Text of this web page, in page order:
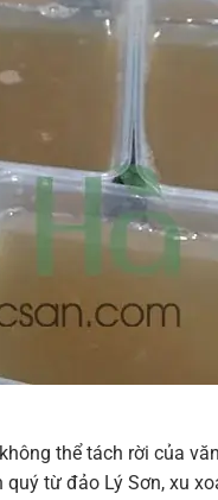
thể tách rời của
từ đảo Lý Sơn, xu